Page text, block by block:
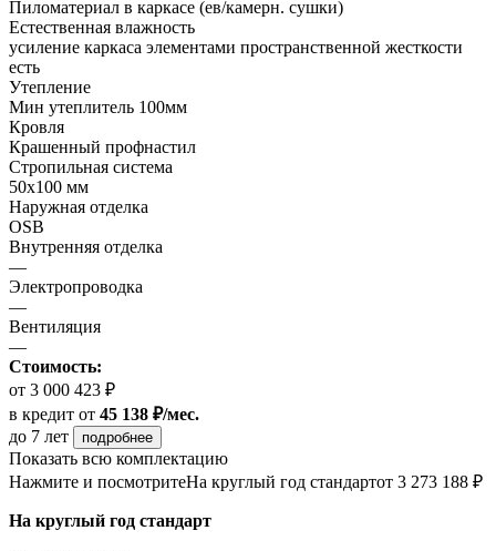
Пиломатериал в каркасе (ев/камерн. сушки)
Естественная влажность
усиление каркаса элементами пространственной жесткости
есть
Утепление
Мин утеплитель 100мм
Кровля
Крашенный профнастил
Стропильная система
50х100 мм
Наружная отделка
OSB
Внутренняя отделка
—
Электропроводка
—
Вентиляция
—
Стоимость:
от 3 000 423 ₽
в кредит от 45 138 ₽/мес.
до 7 лет
подробнее
Показать всю комплектацию
Нажмите и посмотритеНа круглый год стандартот 3 273 188 ₽
На круглый год стандарт